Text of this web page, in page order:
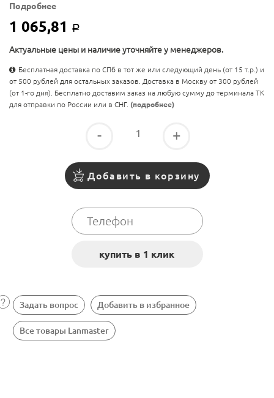
Подробнее
1 065,81 Р
Актуальные цены и наличие уточняйте у менеджеров.
Бесплатная доставка по СПб в тот же или следующий день (от 15 т.р.) и
от 500 рублей для остальных заказов. Доставка в Москву от 300 рублей
(от 1-го дня). Бесплатно доставим заказ на любую сумму до терминала ТК
для отправки по России или в СНГ. (подробнее)
- +
Добавить в корзину
Задать вопрос Добавить в избранное
Все товары Lanmaster